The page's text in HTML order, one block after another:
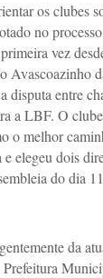
os clubes
no
vez
Avascoazinho
disputa entre
a LBF. O
o melhor
elegeu dois
do dia
da
Prefeitura